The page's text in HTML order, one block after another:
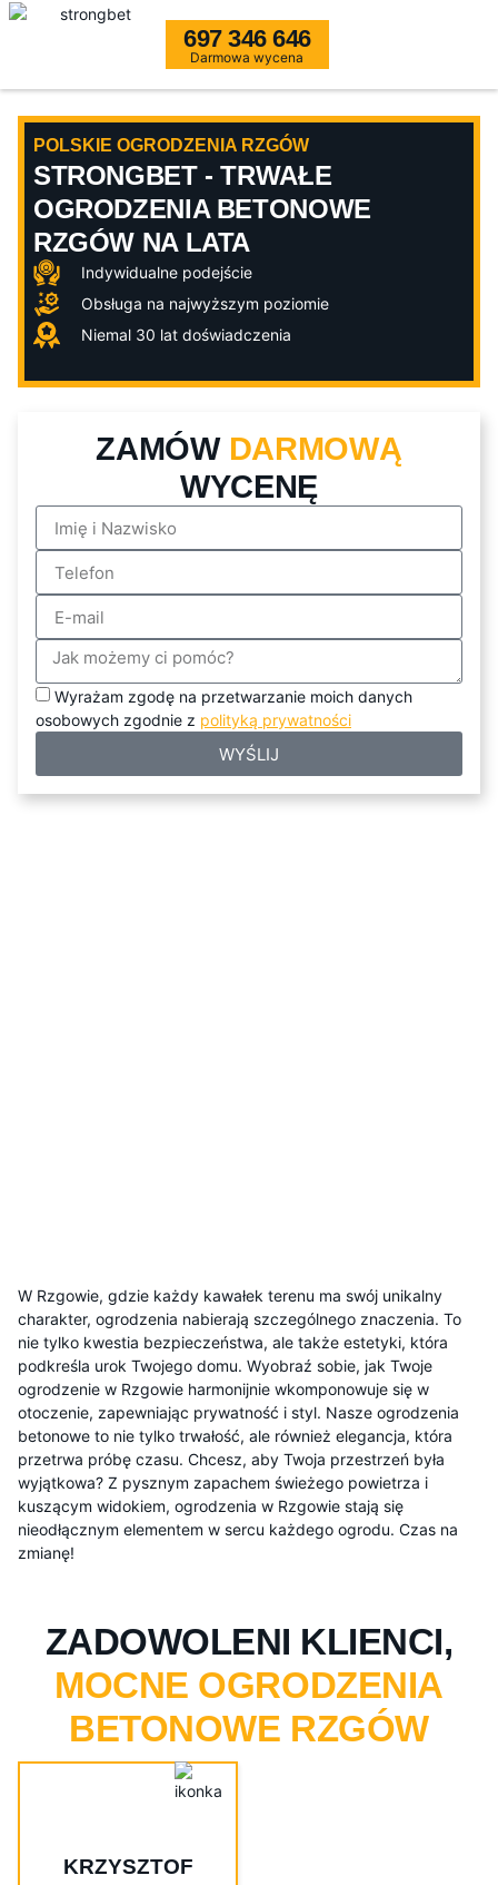
697 346 646
Darmowa wycena
POLSKIE OGRODZENIA RZGÓW
STRONGBET - TRWAŁE
OGRODZENIA BETONOWE
RZGÓW NA LATA
Indywidualne podejście
Obsługa na najwyższym poziomie
Niemal 30 lat doświadczenia
ZAMÓW DARMOWĄ
WYCENĘ
Wyrażam zgodę na przetwarzanie moich danych
osobowych zgodnie z polityką prywatności
WYŚLIJ
W Rzgowie, gdzie każdy kawałek terenu ma swój unikalny
charakter, ogrodzenia nabierają szczególnego znaczenia. To
nie tylko kwestia bezpieczeństwa, ale także estetyki, która
podkreśla urok Twojego domu. Wyobraź sobie, jak Twoje
ogrodzenie w Rzgowie harmonijnie wkomponowuje się w
otoczenie, zapewniając prywatność i styl. Nasze ogrodzenia
betonowe to nie tylko trwałość, ale również elegancja, która
przetrwa próbę czasu. Chcesz, aby Twoja przestrzeń była
wyjątkowa? Z pysznym zapachem świeżego powietrza i
kuszącym widokiem, ogrodzenia w Rzgowie stają się
nieodłącznym elementem w sercu każdego ogrodu. Czas na
zmianę!
ZADOWOLENI KLIENCI,
MOCNE OGRODZENIA
BETONOWE RZGÓW
KRZYSZTOF